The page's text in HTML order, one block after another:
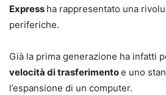
Express ha rappresentato una
periferiche.
Già la prima generazione ha infatti
velocità di trasferimentoe uno
l’espansione di un computer.